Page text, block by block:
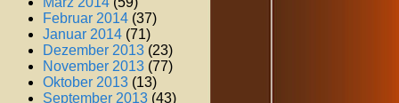
Februar 2014 (37)
Januar 2014 (71)
Dezember 2013 (23)
November 2013 (77)
Oktober 2013 (13)
September 2013 (43)